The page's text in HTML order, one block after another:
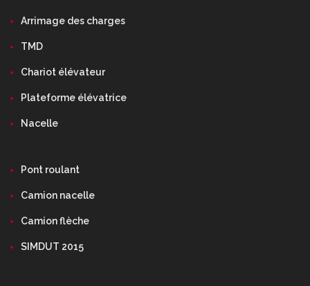
Arrimage des charges
TMD
Chariot élévateur
Plateforme élévatrice
Nacelle
Pont roulant
Camion nacelle
Camion flèche
SIMDUT 2015